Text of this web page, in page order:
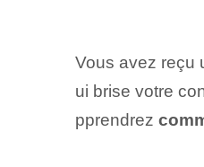
Vous avez reçu
ui brise votre
pprendrez